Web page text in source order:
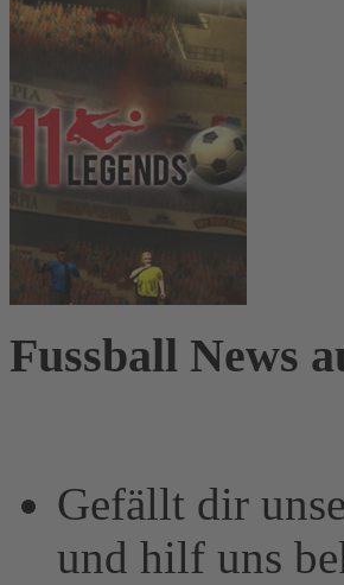
Fussball News
Gefällt dir
und hilf uns